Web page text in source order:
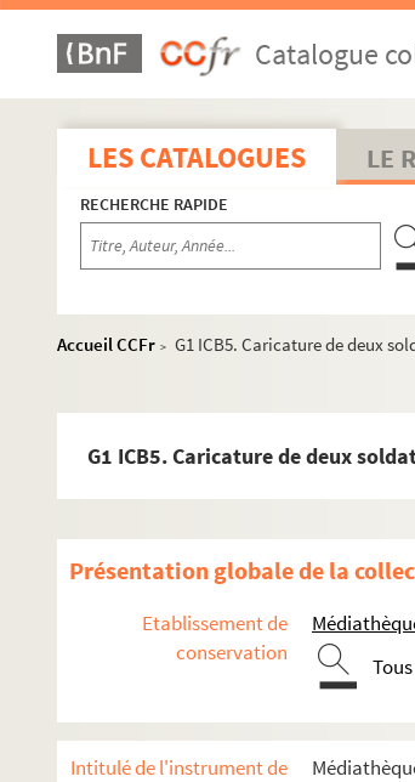
Catalogue
LES CATALOGUES LE
RECHERCHE RAPIDE
Accueil CCFr > G1 ICB5. Caricature de deux
G1 ICB5. Caricature de deux
Présentation globale de la
Etablissement de
conservation
Intitulé de l'instrument de